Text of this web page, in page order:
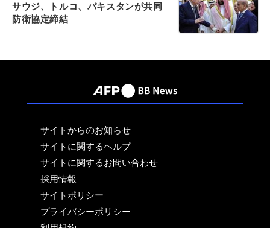
サウジ、トルコ、パキスタンが共同
防衛協定締結
サイトからのお知らせ
サイトに関するヘルプ
サイトに関するお問い合わせ
採用情報
サイトポリシー
プライバシーポリシー